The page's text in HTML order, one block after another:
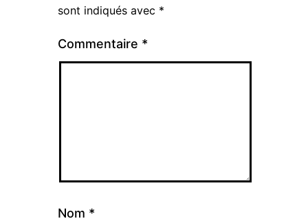
sont indiqués avec *
Commentaire *
Nom *